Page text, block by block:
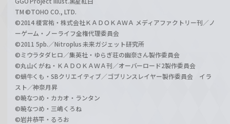
TM ©TOHO CO., LTD.
©2014 榎宮祐・株式会社ＫＡＤＯＫＡＷＡ メディアファクトリー刊／ノ
ーゲーム・ノーライフ全権代理委員会
©2011 5pb.／Nitroplus 未来ガジェット研究所
©ミウラタダヒロ／集英社・ゆらぎ荘の幽奈さん製作委員会
©丸山くがね・ＫＡＤＯＫＡＷＡ刊／オーバーロード2製作委員会
©蝸牛くも・SBクリエイティブ／ゴブリンスレイヤー製作委員会 イラ
スト／神奈月昇
©暁なつめ・カカオ・ランタン
©暁なつめ・三嶋くろね
©岩井恭平・るろお